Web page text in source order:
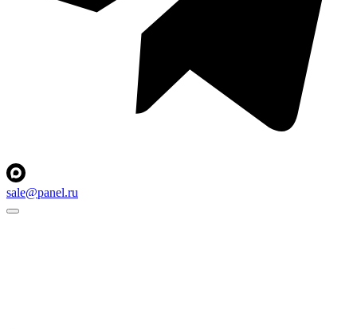
sale@panel.ru